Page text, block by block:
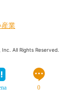
業
All Rights Reserved.
0